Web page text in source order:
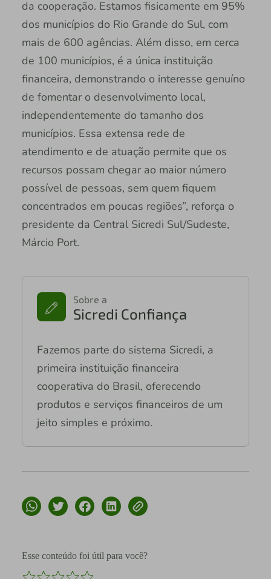
da cooperação. Estamos fisicamente em 95%
dos municípios do Rio Grande do Sul, com
mais de 600 agências. Além disso, em cerca
de 100 municípios, é a única instituição
financeira, demonstrando o interesse genuíno
de fomentar o desenvolvimento local,
independentemente do tamanho dos
municípios. Essa extensa rede de
atendimento e de atuação permite que os
recursos possam chegar ao maior número
possível de pessoas, sem quem fiquem
concentrados em poucas regiões”, reforça o
presidente da Central Sicredi Sul/Sudeste,
Márcio Port.
Sobre a
Sicredi Confiança
Fazemos parte do sistema Sicredi, a
primeira instituição financeira
cooperativa do Brasil, oferecendo
produtos e serviços financeiros de um
jeito simples e próximo.
Esse conteúdo foi útil para você?